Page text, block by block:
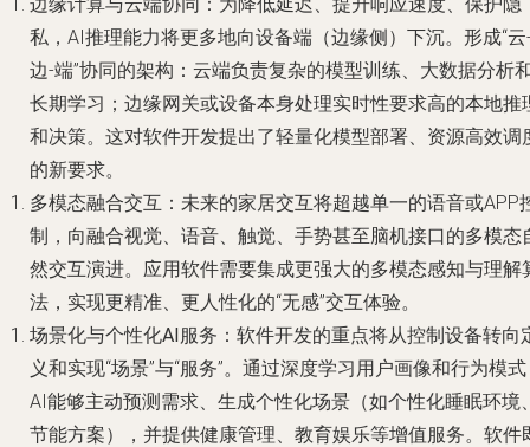
私，AI推理能力将更多地向设备端（边缘侧）下沉。形成“云
边-端”协同的架构：云端负责复杂的模型训练、大数据分析
长期学习；边缘网关或设备本身处理实时性要求高的本地推
和决策。这对软件开发提出了轻量化模型部署、资源高效调
的新要求。
多模态融合交互 ：未来的家居交互将超越单一的语音或APP
制，向融合视觉、语音、触觉、手势甚至脑机接口的多模态
然交互演进。应用软件需要集成更强大的多模态感知与理解
法，实现更精准、更人性化的“无感”交互体验。
场景化与个性化AI服务 ：软件开发的重点将从控制设备转向
义和实现“场景”与“服务”。通过深度学习用户画像和行为模
AI能够主动预测需求、生成个性化场景（如个性化睡眠环境
节能方案），并提供健康管理、教育娱乐等增值服务。软件